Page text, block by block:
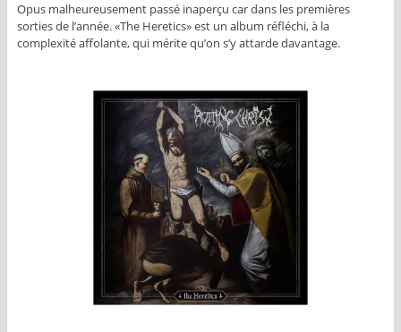
Opus malheureusement passé inaperçu car dans les premières
sorties de l’année. «The Heretics» est un album réfléchi, à la
complexité affolante, qui mérite qu’on s’y attarde davantage.